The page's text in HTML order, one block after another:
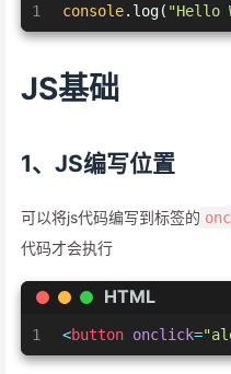
1 console.log( "Hello
JS基础
1、JS编写位置
可以将js代码编写到标签的
代码才会执行
HTML
1 <button onclick=